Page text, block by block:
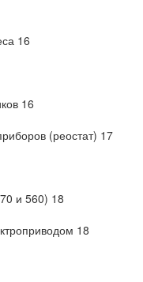
16
16
(реостат) 17
и 560) 18
18